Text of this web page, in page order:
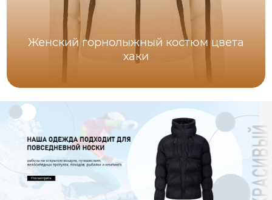
Женский горнолыжный костюм цвета
хаки